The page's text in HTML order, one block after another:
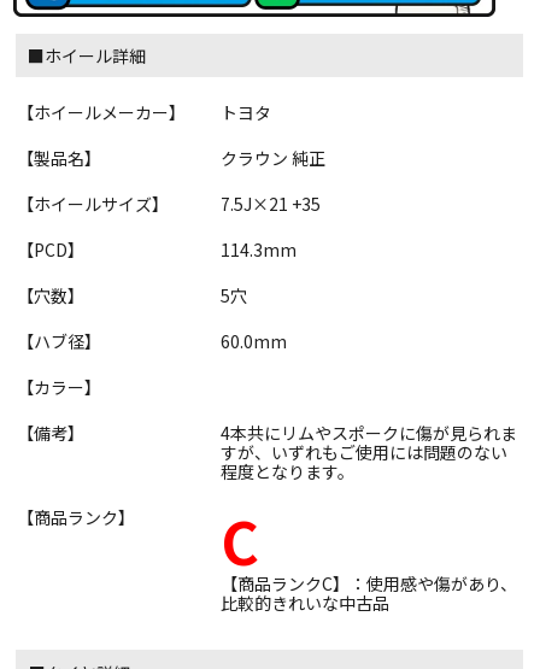
■ホイール詳細
【ホイールメーカー】
トヨタ
【製品名】
クラウン 純正
【ホイールサイズ】
7.5J×21 +35
【PCD】
114.3mm
【穴数】
5穴
【ハブ径】
60.0mm
【カラー】
【備考】
4本共にリムやスポークに傷が見られま
すが、いずれもご使用には問題のない
程度となります。
【商品ランク】
C
【商品ランクC】：使用感や傷があり、
比較的きれいな中古品